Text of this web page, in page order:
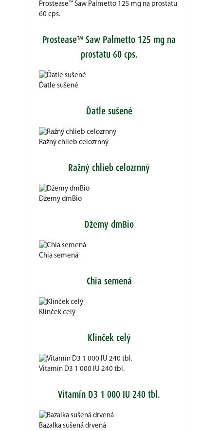
Prostease™ Saw Palmetto 125 mg na prostatu
60 cps.
Prostease™ Saw Palmetto 125 mg na
prostatu 60 cps.
Ďatle sušené
Ďatle sušené
Ražný chlieb celozrnný
Ražný chlieb celozrnný
Džemy dmBio
Džemy dmBio
Chia semená
Chia semená
Klinček celý
Klinček celý
Vitamín D3 1 000 IU 240 tbl.
Vitamín D3 1 000 IU 240 tbl.
Bazalka sušená drvená